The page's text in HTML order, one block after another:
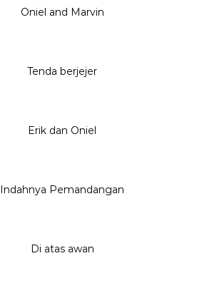
Oniel and Marvin
Tenda berjejer
Erik dan Oniel
Indahnya Pemandangan
Di atas awan